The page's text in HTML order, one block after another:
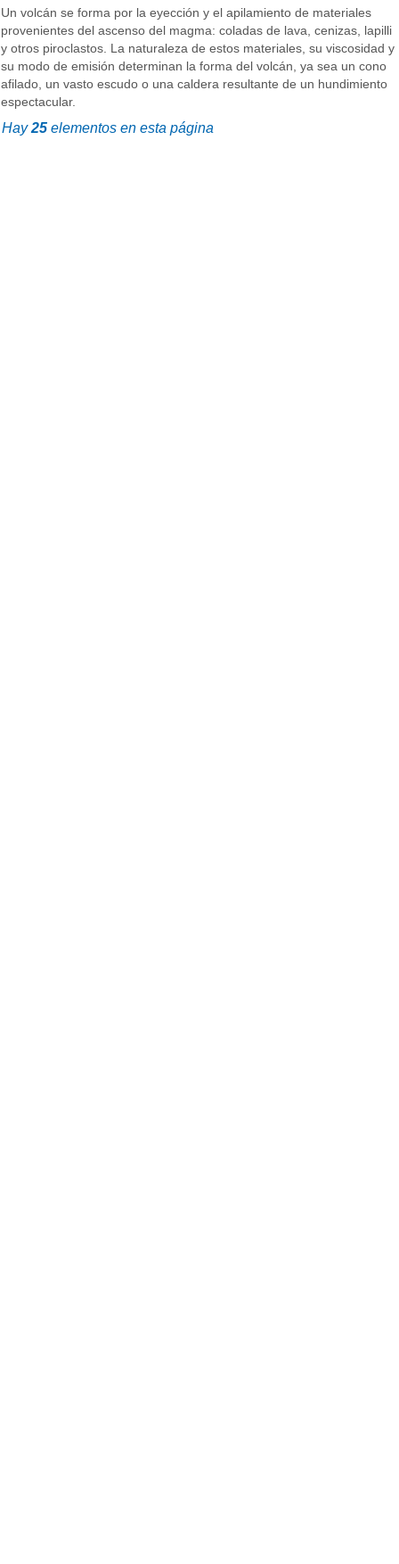
Un volcán se forma por la eyección y el apilamiento de materiales
provenientes del ascenso del magma: coladas de lava, cenizas, lapilli
y otros piroclastos. La naturaleza de estos materiales, su viscosidad y
su modo de emisión determinan la forma del volcán, ya sea un cono
afilado, un vasto escudo o una caldera resultante de un hundimiento
espectacular.
Hay25elementos en esta página